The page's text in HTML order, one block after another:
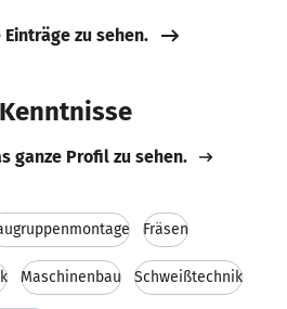
zu sehen.
ganze Profil zu sehen.
Fräsen
Maschinenbau Schweißtechnik